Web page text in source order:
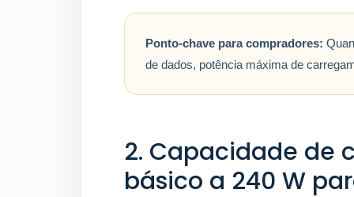
Ponto-chave para compradores:
de dados, potência máxima de
2. Capacidade de
básico a 240 W